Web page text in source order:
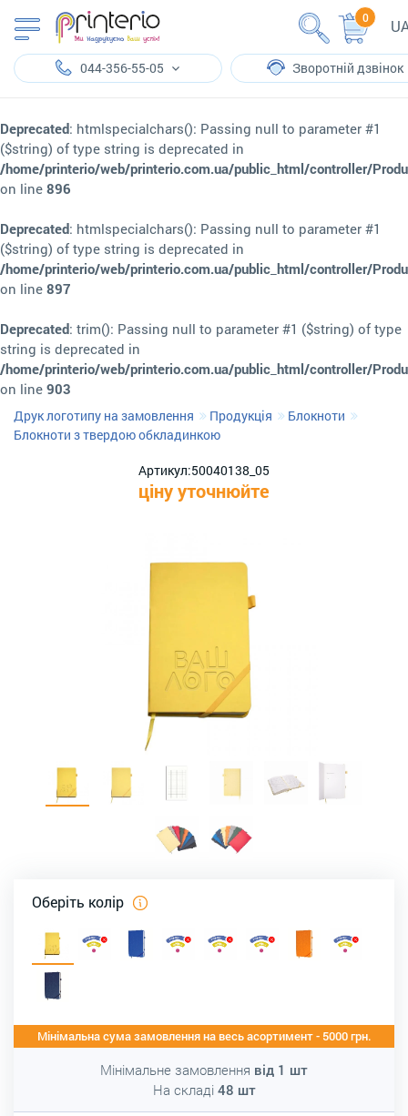
Deprecated: htmlspecialchars(): Passing null to parameter #1
($string) of type string is deprecated in
/home/printerio/web/printerio.com.ua/public_html/controller/
on line 896
Deprecated: htmlspecialchars(): Passing null to parameter #1
($string) of type string is deprecated in
/home/printerio/web/printerio.com.ua/public_html/controller/
on line 897
Deprecated: trim(): Passing null to parameter #1 ($string) of type
string is deprecated in
/home/printerio/web/printerio.com.ua/public_html/controller/
on line 903
0
044-356-55-05 Зворотній дзвінок
Друк логотипу на замовлення Продукція
Блокноти
Блокноти з твердою обкладинкою
Артикул:50040138_05
ціну уточнюйте
Оберіть колір
Мінімальна сума замовлення на весь асортимент - 5000 грн.
Мінімальне замовлення від 1 шт
На складі 48 шт